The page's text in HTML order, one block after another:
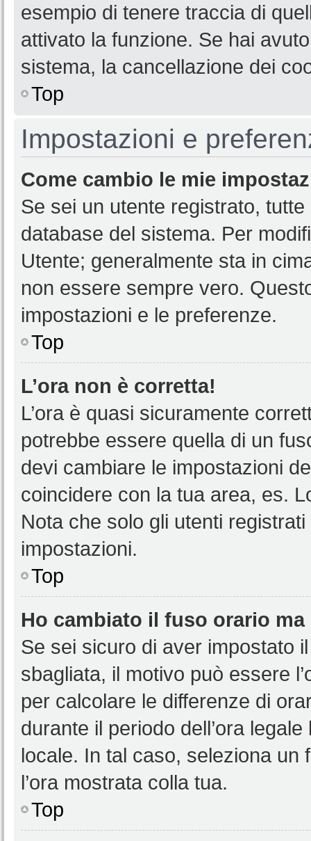
esempio di tenere traccia di
attivato la funzione. Se hai
sistema, la cancellazione dei
Top
Impostazioni e
Come cambio le mie
Se sei un utente registrato,
database del sistema. Per
Utente; generalmente sta in
non essere sempre vero.
impostazioni e le preferenze.
Top
L’ora non è corretta!
L’ora è quasi sicuramente
potrebbe essere quella di un
devi cambiare le impostazioni
coincidere con la tua area, es.
Nota che solo gli utenti
impostazioni.
Top
Ho cambiato il fuso orario ma
Se sei sicuro di aver impostato
sbagliata, il motivo può essere
per calcolare le differenze di
durante il periodo dell’ora
locale. In tal caso, seleziona
l’ora mostrata colla tua.
Top